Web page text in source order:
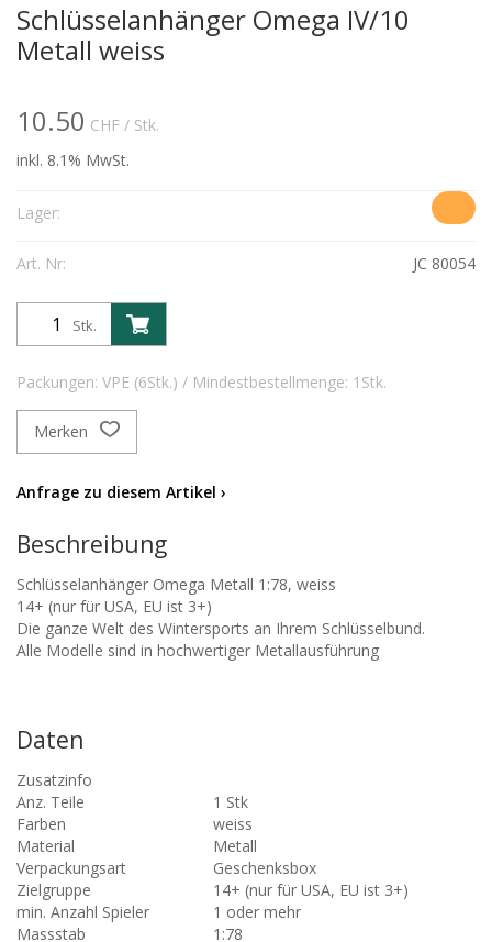
Schlüsselanhänger Omega IV/10
Metall weiss
10.50 CHF / Stk.
inkl. 8.1% MwSt.
Lager:
Art. Nr: JC 80054
Stk.
Packungen: VPE (6Stk.) / Mindestbestellmenge: 1Stk.
Merken
Anfrage zu diesem Artikel ›
Beschreibung
Schlüsselanhänger Omega Metall 1:78, weiss
14+ (nur für USA, EU ist 3+)
Die ganze Welt des Wintersports an Ihrem Schlüsselbund.
Alle Modelle sind in hochwertiger Metallausführung
Daten
Zusatzinfo
Anz. Teile
1 Stk
Farben
weiss
Material
Metall
Verpackungsart
Geschenksbox
Zielgruppe
14+ (nur für USA, EU ist 3+)
min. Anzahl Spieler
1 oder mehr
Massstab
1:78